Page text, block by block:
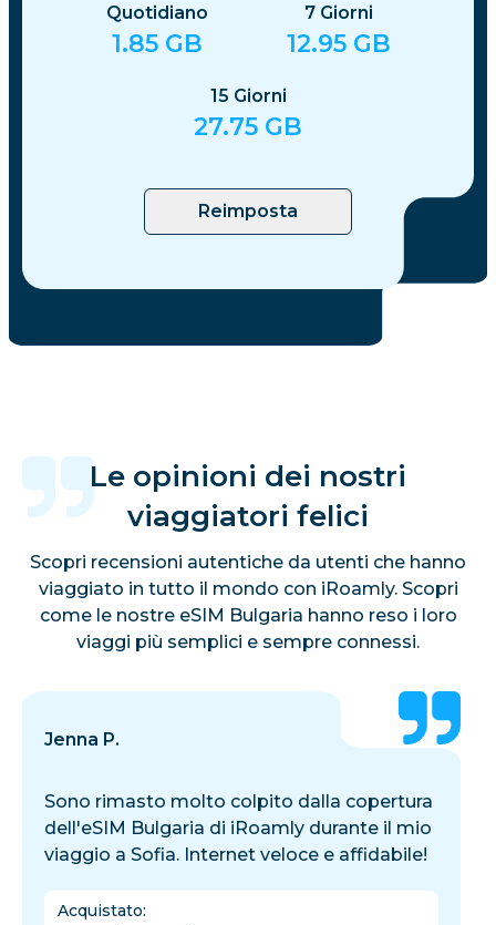
Quotidiano
1.85 GB
7 Giorni
12.95 GB
15 Giorni
27.75 GB
Reimposta
Le opinioni dei nostri
viaggiatori felici
Scopri recensioni autentiche da utenti che hanno
viaggiato in tutto il mondo con iRoamly. Scopri
come le nostre eSIM Bulgaria hanno reso i loro
viaggi più semplici e sempre connessi.
Jenna P.
Sono rimasto molto colpito dalla copertura
dell'eSIM Bulgaria di iRoamly durante il mio
viaggio a Sofia. Internet veloce e affidabile!
Acquistato: